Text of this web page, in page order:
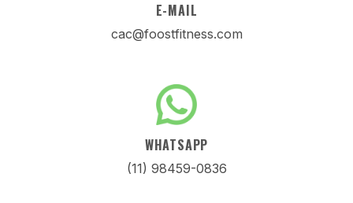
E-MAIL
cac@foostfitness.com
WHATSAPP
(11) 98459-0836